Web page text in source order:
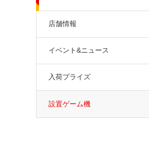
店舗情報
イベント&ニュース
入荷プライズ
設置ゲーム機